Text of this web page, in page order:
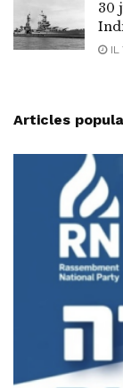
30
IL
Articles